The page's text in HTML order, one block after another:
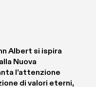
Albert si ispira
Nuova
l’attenzione
di valori eterni,